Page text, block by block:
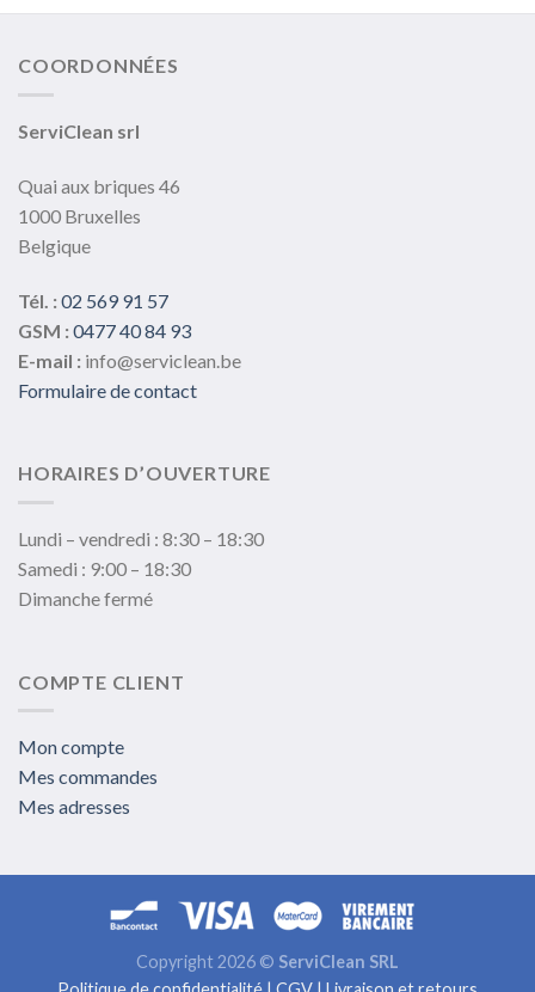
COORDONNÉES
ServiClean srl
Quai aux briques 46
1000 Bruxelles
Belgique
Tél. : 02 569 91 57
GSM : 0477 40 84 93
E-mail : info@serviclean.be
Formulaire de contact
HORAIRES D’OUVERTURE
Lundi – vendredi : 8:30 – 18:30
Samedi : 9:00 – 18:30
Dimanche fermé
COMPTE CLIENT
Mon compte
Mes commandes
Mes adresses
Copyright 2026 © ServiClean SRL